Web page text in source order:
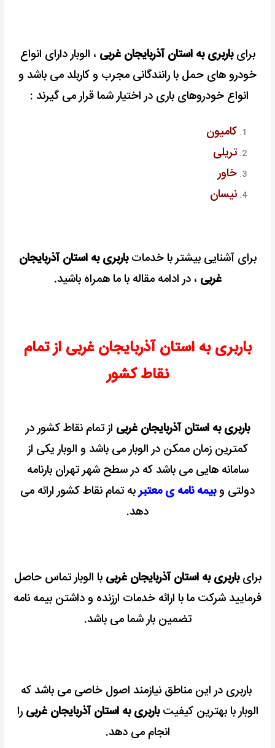
برایباربری به استان آذربایجان غربی ، الوبار دارای انواع
خودرو های حمل با رانندگانی مجرب و کاربلد می باشد و
انواع خودروهای باری در اختیار شما قرار می گیرند :
کامیون
تریلی
خاور
نیسان
برای آشنایی بیشتر با خدماتباربری به استان آذربایجان
غربی ، در ادامه مقاله با ما همراه باشید.
باربری به استان آذربایجان غربی از تمام
نقاط کشور
باربری به استان آذربایجان غربی از تمام نقاط کشور در
کمترین زمان ممکن در الوبار می باشد و الوبار یکی از
سامانه هایی می باشد که در سطح شهر تهران بارنامه
دولتی وبیمه نامه ی معتبربه تمام نقاط کشور ارائه می
دهد.
برایباربری به استان آذربایجان غربی با الوبار تماس حاصل
فرمایید شرکت مابا ارائه خدمات ارزنده و داشتن بیمه نامه
تضمین بار شما می باشد.
باربری در این مناطق نیازمند اصول خاصی می باشد که
الوبار با بهترین کیفیتباربری به استان آذربایجان غربی را
انجام می دهد.